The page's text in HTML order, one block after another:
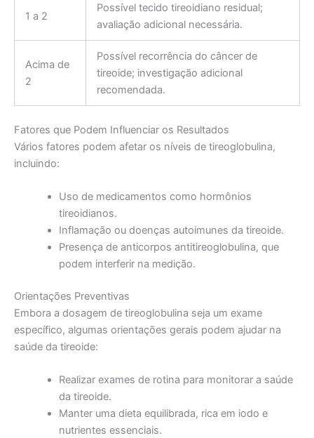
1 a 2
Possível tecido tireoidiano residual;
avaliação adicional necessária.
Acima de
2
Possível recorrência do câncer de
tireoide; investigação adicional
recomendada.
Fatores que Podem Influenciar os Resultados
Vários fatores podem afetar os níveis de tireoglobulina,
incluindo:
Uso de medicamentos como hormônios
tireoidianos.
Inflamação ou doenças autoimunes da tireoide.
Presença de anticorpos antitireoglobulina, que
podem interferir na medição.
Orientações Preventivas
Embora a dosagem de tireoglobulina seja um exame
específico, algumas orientações gerais podem ajudar na
saúde da tireoide:
Realizar exames de rotina para monitorar a saúde
da tireoide.
Manter uma dieta equilibrada, rica em iodo e
nutrientes essenciais.